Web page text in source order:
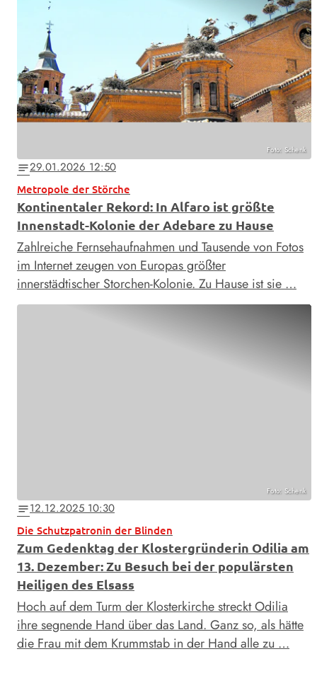
Foto: Schenk
notes29.01.2026 12:50
Metropole der Störche
Kontinentaler Rekord: In Alfaro ist größte
Innenstadt-Kolonie der Adebare zu Hause
Zahlreiche Fernseh­aufnahmen und Tausende von Fotos
im Internet zeugen von Europas größter
innerstädtischer Storchen-Kolonie. Zu Hause ist sie …
Foto: Schenk
notes12.12.2025 10:30
Die Schutzpatronin der Blinden
Zum Gedenktag der Klostergründerin Odilia am
13. Dezember: Zu Besuch bei der populärsten
Heiligen des Elsass
Hoch auf dem Turm der Klosterkirche streckt Odilia
ihre segnende Hand über das Land. Ganz so, als hätte
die Frau mit dem Krummstab in der Hand alle zu …